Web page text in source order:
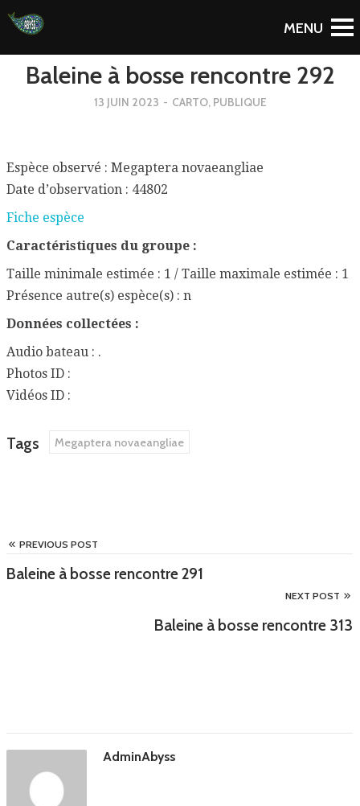
To Blog
Baleine à bosse rencontre 292
13 JUIN 2023 - CARTO, PUBLIQUE
Espèce observé : Megaptera novaeangliae
Date d’observation : 44802
Fiche espèce
Caractéristiques du groupe :
Taille minimale estimée : 1 / Taille maximale estimée : 1
Présence autre(s) espèce(s) : n
Données collectées :
Audio bateau : .
Photos ID :
Vidéos ID :
Tags Megaptera novaeangliae
PREVIOUS POST
Baleine à bosse rencontre 291
NEXT POST
Baleine à bosse rencontre 313
AdminAbyss